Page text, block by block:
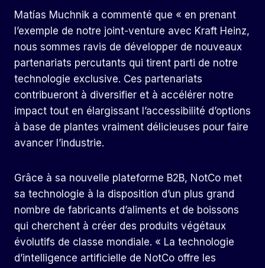
Matías Muchnik a commenté que « en prenant
l’exemple de notre joint-venture avec Kraft Heinz,
nous sommes ravis de développer de nouveaux
partenariats percutants qui tirent parti de notre
technologie exclusive. Ces partenariats
contribueront à diversifier et à accélérer notre
impact tout en élargissant l’accessibilité d’options
à base de plantes vraiment délicieuses pour faire
avancer l’industrie.
Grâce à sa nouvelle plateforme B2B, NotCo met
sa technologie à la disposition d’un plus grand
nombre de fabricants d’aliments et de boissons
qui cherchent à créer des produits végétaux
évolutifs de classe mondiale. « La technologie
d’intelligence artificielle de NotCo offre les